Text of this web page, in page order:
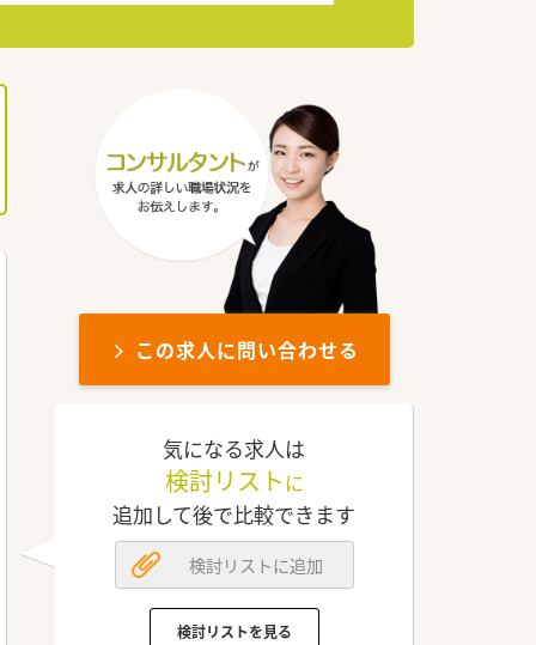
この求人に問い合わせる
気になる求人は
検討リスト に
追加して後で比較できます
検討リストに追加
検討リストを見る